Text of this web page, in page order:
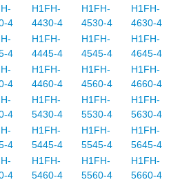
4
H1FH-
4430-4
H1FH-
4530-4
H1FH-
4630-4
4
H1FH-
4445-4
H1FH-
4545-4
H1FH-
4645-4
4
H1FH-
4460-4
H1FH-
4560-4
H1FH-
4660-4
4
H1FH-
5430-4
H1FH-
5530-4
H1FH-
5630-4
4
H1FH-
5445-4
H1FH-
5545-4
H1FH-
5645-4
4
H1FH-
5460-4
H1FH-
5560-4
H1FH-
5660-4